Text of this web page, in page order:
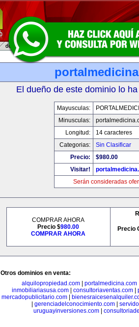
El dueño de este dominio lo
Mayusculas:
Minusculas:
Longitud:
14 caracteres
Categorias:
Sin Clasificar
Precio:
$980.00
Visitar!
Serán consideradas
COMPRAR AHORA
Precio $980.00
COMPRAR AHORA
Precio
Otros dominios en venta:
alquilopropiedad.com| portalmedicina.com
inmobiliariasusa.com| consultoriaventas.com|
mercadopublicitario.com
gerenciadelconocimiento.com
uruguayinversiones.com